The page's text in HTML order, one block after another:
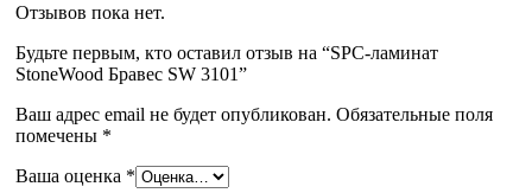
Отзывов пока нет.
Будьте первым, кто оставил отзыв на “SPC-ламинат
StoneWood Бравес SW 3101”
Ваш адрес email не будет опубликован. Обязательные поля
помечены *
Ваша оценка *